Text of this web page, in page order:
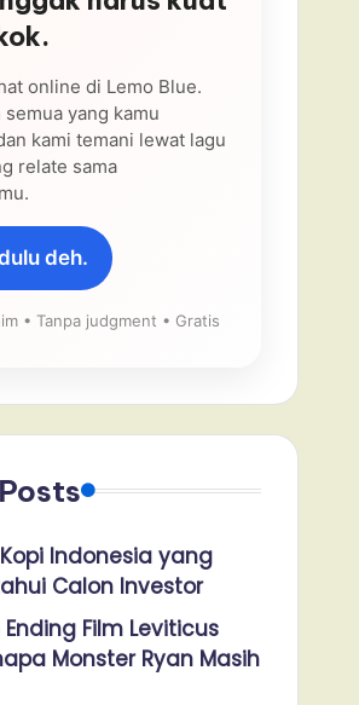
online di Lemo Blue.
yang kamu
kami temani lewat lagu
relate sama
deh.
• Tanpa judgment • Gratis
Indonesia yang
Calon Investor
Film Leviticus
Monster Ryan Masih